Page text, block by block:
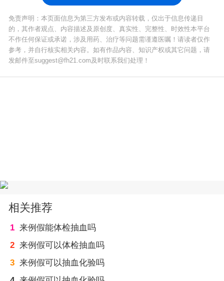
免责声明：本页面信息为第三方发布或内容转载，仅出于信息传递目
的，其作者观点、内容描述及原创度、真实性、完整性、时效性本平台
不作任何保证或承诺，涉及用药、治疗等问题需谨遵医嘱！请读者仅作
参考，并自行核实相关内容。如有作品内容、知识产权或其它问题，请
发邮件至suggest@fh21.com及时联系我们处理！
相关推荐
1 来例假能体检抽血吗
2 来例假可以体检抽血吗
3 来例假可以抽血化验吗